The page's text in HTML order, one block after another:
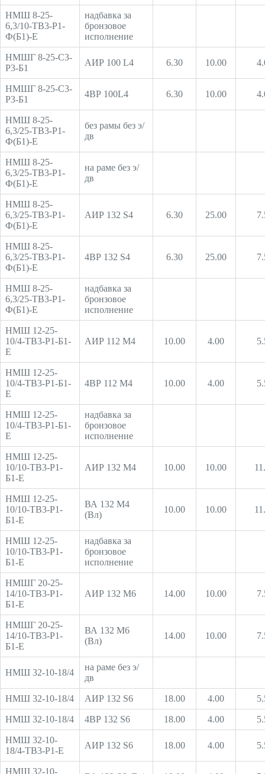
НМШ 8-25-
6,3/10-ТВ3-Р1-
Ф(Б1)-Е
надбавка за
бронзовое
исполнение
НМШГ 8-25-С3-
Р3-Б1
АИР 100 L4 6.30 10.00
НМШГ 8-25-С3-
Р3-Б1
4ВР 100L4 6.30 10.00
НМШ 8-25-
6,3/25-ТВ3-Р1-
Ф(Б1)-Е
без рамы без э/
дв
НМШ 8-25-
6,3/25-ТВ3-Р1-
Ф(Б1)-Е
на раме без э/
дв
НМШ 8-25-
6,3/25-ТВ3-Р1-
Ф(Б1)-Е
АИР 132 S4 6.30 25.00
НМШ 8-25-
6,3/25-ТВ3-Р1-
Ф(Б1)-Е
4ВР 132 S4 6.30 25.00
НМШ 8-25-
6,3/25-ТВ3-Р1-
Ф(Б1)-Е
надбавка за
бронзовое
исполнение
НМШ 12-25-
10/4-ТВ3-Р1-Б1-
Е
АИР 112 М4 10.00 4.00
НМШ 12-25-
10/4-ТВ3-Р1-Б1-
Е
4ВР 112 М4 10.00 4.00
НМШ 12-25-
10/4-ТВ3-Р1-Б1-
Е
надбавка за
бронзовое
исполнение
НМШ 12-25-
10/10-ТВ3-Р1-
Б1-Е
АИР 132 М4 10.00 10.00
НМШ 12-25-
10/10-ТВ3-Р1-
Б1-Е
ВА 132 М4
(Вл)
10.00 10.00
НМШ 12-25-
10/10-ТВ3-Р1-
Б1-Е
надбавка за
бронзовое
исполнение
НМШГ 20-25-
14/10-ТВ3-Р1-
Б1-Е
АИР 132 М6 14.00 10.00
НМШГ 20-25-
14/10-ТВ3-Р1-
Б1-Е
ВА 132 М6
(Вл)
14.00 10.00
НМШ 32-10-18/4
на раме без э/
дв
НМШ 32-10-18/4 АИР 132 S6 18.00 4.00
НМШ 32-10-18/4 4ВР 132 S6 18.00 4.00
НМШ 32-10-
18/4-ТВ3-Р1-Е
АИР 132 S6 18.00 4.00
НМШ 32-10-